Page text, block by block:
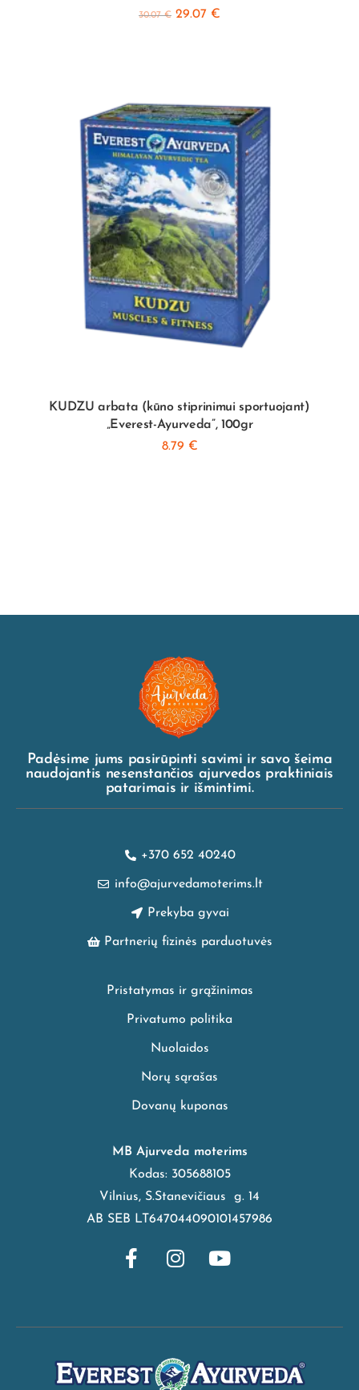
30.07€ 29.07 €
KUDZU arbata (kūno stiprinimui sportuojant)
„Everest-Ayurveda”, 100gr
8.79 €
Padėsime jums pasirūpinti savimi ir savo šeima
naudojantis nesenstančios ajurvedos praktiniais
patarimais ir išmintimi.
+370 652 40240
info@ajurvedamoterims.lt
Prekyba gyvai
Partnerių fizinės parduotuvės
Pristatymas ir grąžinimas
Privatumo politika
Nuolaidos
Norų sąrašas
Dovanų kuponas
MB Ajurveda moterims
Kodas: 305688105
Vilnius, S.Stanevičiaus g. 14
AB SEB LT647044090101457986